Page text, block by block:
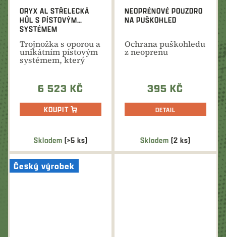
Skladem (>5 ks)
ORYX AL STŘELECKÁ
HŮL S PÍSTOVÝM
SYSTÉMEM
Trojnožka s oporou a
unikátním pístovým
systémem, který
umožňuje plynulý...
6 523 KČ
KOUPIT
Skladem (2 ks)
NEOPRÉNOVÉ POUZDRO
NA PUŠKOHLED
Ochrana puškohledu
z neoprenu
395 KČ
DETAIL
Český výrobek